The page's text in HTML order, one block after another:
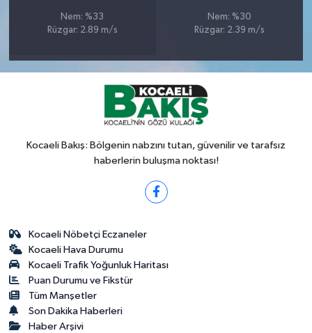
Nem: %33
Rüzgar: 2.89 m/s
Nem: %30
Rüzgar: 2.39 m/s
Kocaeli Bakış: Bölgenin nabzını tutan, güvenilir ve tarafsız
haberlerin buluşma noktası!
Kocaeli Nöbetçi Eczaneler
Kocaeli Hava Durumu
Kocaeli Trafik Yoğunluk Haritası
Puan Durumu ve Fikstür
Tüm Manşetler
Son Dakika Haberleri
Haber Arşivi